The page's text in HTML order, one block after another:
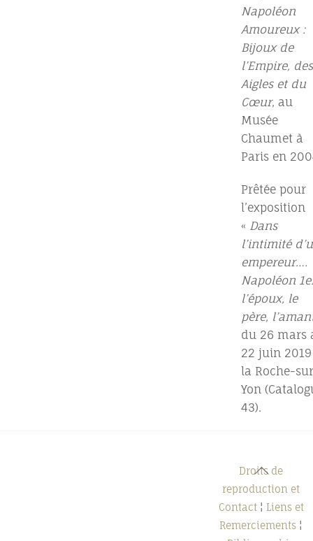
Napoléon
Amoureux :
Bijoux de
l’Empire, des
Aigles et du
Cœur, au
Musée
Chaumet à
Paris en
Prêtée pour
l’exposition
« Dans
l’intimité
empereur….
Napoléon
l’époux, le
père,
du 26 mars
22 juin
la Roche-
Yon
43).
Back
To
Top
Droits de
reproduction et
Contact¦ Liens et
Remerciements ¦